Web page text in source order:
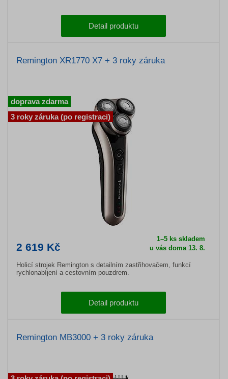
Detail produktu
Remington XR1770 X7 + 3 roky záruka
2 619 Kč
1–5 ks skladem
u vás doma 13. 8.
Holicí strojek Remington s detailním zastřihovačem, funkcí
rychlonabíjení a cestovním pouzdrem.
Detail produktu
doprava zdarma
3 roky záruka (po registraci)
Remington MB3000 + 3 roky záruka